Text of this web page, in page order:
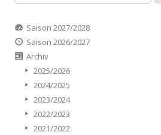
nach:
Saison 2027/2028
Saison 2026/2027
Archiv
2025/2026
2024/2025
2023/2024
2022/2023
2021/2022